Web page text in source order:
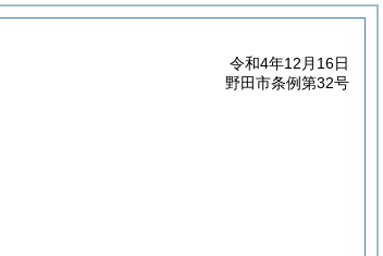
令和4年12月16日
野田市条例第32号